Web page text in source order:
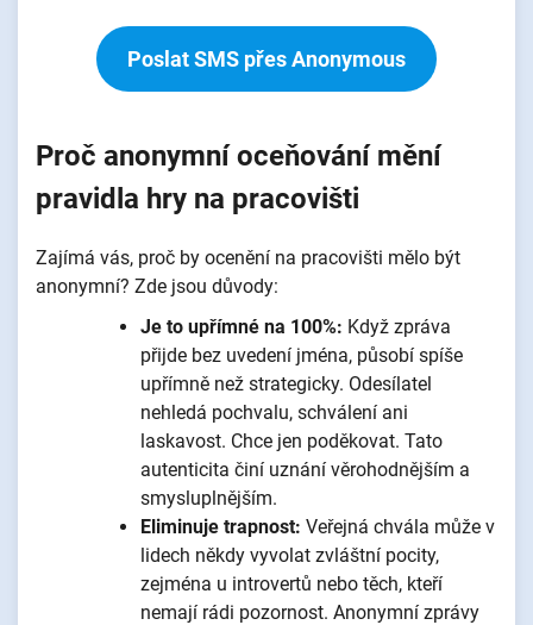
Poslat SMS přes Anonymous
Proč anonymní oceňování mění
pravidla hry na pracovišti
Zajímá vás, proč by ocenění na pracovišti mělo být
anonymní? Zde jsou důvody:
Je to upřímné na 100%: Když zpráva
přijde bez uvedení jména, působí spíše
upřímně než strategicky. Odesílatel
nehledá pochvalu, schválení ani
laskavost. Chce jen poděkovat. Tato
autenticita činí uznání věrohodnějším a
smysluplnějším.
Eliminuje trapnost: Veřejná chvála může v
lidech někdy vyvolat zvláštní pocity,
zejména u introvertů nebo těch, kteří
nemají rádi pozornost. Anonymní zprávy